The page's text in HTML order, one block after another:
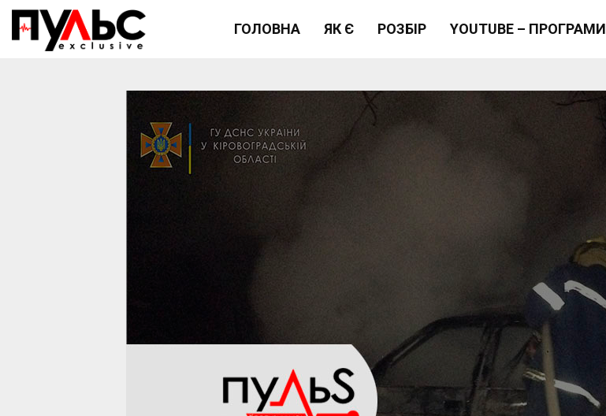
ГОЛОВНА ЯК Є РОЗБІР YOUTUBE – ПРОГРАМИ